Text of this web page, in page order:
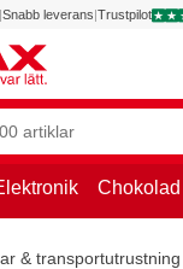
|Snabb leverans|Trustpilot
& transportutrustning